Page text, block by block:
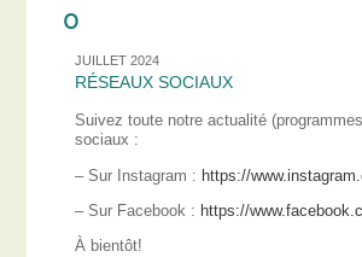
0
JUILLET 2024
RÉSEAUX SOCIAUX
Suivez toute notre actualité
sociaux :
– Sur Instagram : https://
– Sur Facebook : https://
À bientôt!